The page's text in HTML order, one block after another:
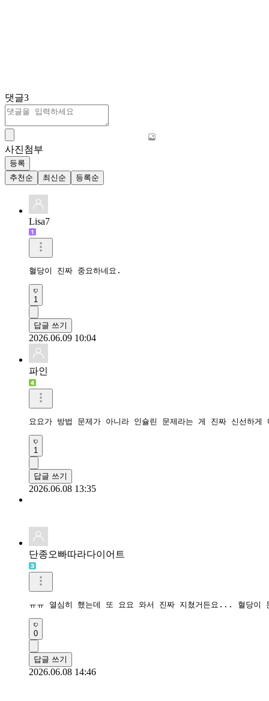
댓글3
사진첨부
등록
추천순
최신순 등록순
Lisa7
혈당이 진짜 중요하네요.
1
답글 쓰기
2026.06.09 10:04
파인
요요가 방법 문제가 아니라 인슐린 문제라는 게 진짜 신선하
1
답글 쓰기
2026.06.08 13:35
단종오빠따라다이어트
ㅠㅠ 열심히 했는데 또 요요 와서 진짜 지쳤거든요... 혈당이
0
답글 쓰기
2026.06.08 14:46